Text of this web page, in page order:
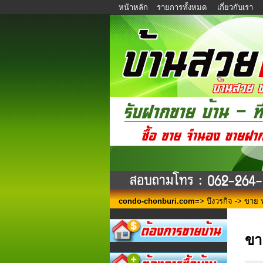
หน้าหลัก รายการทั้งหมด เกี่ยวกับเรา
condo-chonburi.com=> บึงวรกิจ -> ขาย
ข